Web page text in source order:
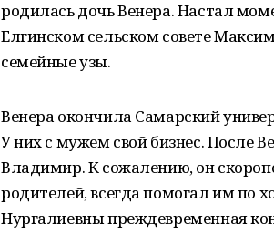
родилась дочь Венера. Настал
Елгинском сельском совете
семейные узы.
Венера окончила Самарский
У них с мужем свой бизнес. После
Владимир. К сожалению, он
родителей, всегда помогал им по
Нургалиевны преждевременная